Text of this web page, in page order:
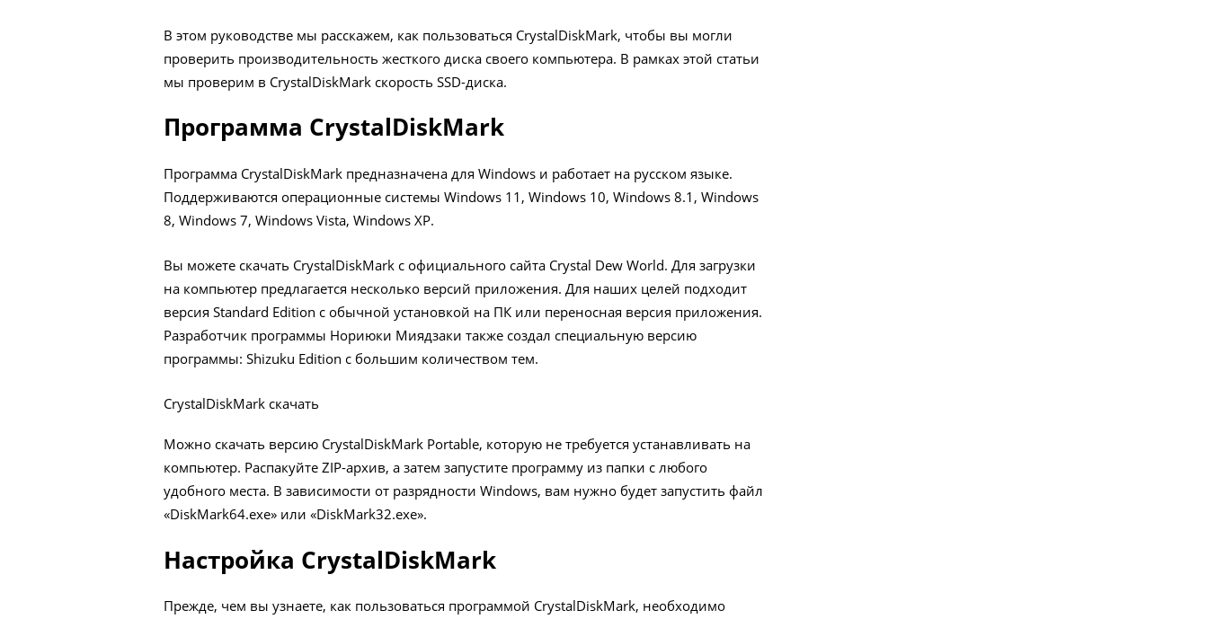
В этом руководстве мы расскажем, как пользоваться CrystalDiskMark, чтобы вы могли
проверить производительность жесткого диска своего компьютера. В рамках этой статьи
мы проверим в CrystalDiskMark скорость SSD-диска.
Программа CrystalDiskMark
Программа CrystalDiskMark предназначена для Windows и работает на русском языке.
Поддерживаются операционные системы Windows 11, Windows 10, Windows 8.1, Windows
8, Windows 7, Windows Vista, Windows XP.
Вы можете скачать CrystalDiskMark с официального сайта Crystal Dew World. Для загрузки
на компьютер предлагается несколько версий приложения. Для наших целей подходит
версия Standard Edition с обычной установкой на ПК или переносная версия приложения.
Разработчик программы Нориюки Миядзаки также создал специальную версию
программы: Shizuku Edition с большим количеством тем.
CrystalDiskMark скачать
Можно скачать версию CrystalDiskMark Portable, которую не требуется устанавливать на
компьютер. Распакуйте ZIP-архив, а затем запустите программу из папки с любого
удобного места. В зависимости от разрядности Windows, вам нужно будет запустить файл
«DiskMark64.exe» или «DiskMark32.exe».
Настройка CrystalDiskMark
Прежде, чем вы узнаете, как пользоваться программой CrystalDiskMark, необходимо